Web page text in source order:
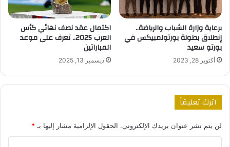
برعاية وزارة الشباب والرياضة..
إنطلاق بطولة بورتولمبيكس في
بورتو سعيد
أكتوبر 28, 2023
اكتمال عقد نصف نهائي كأس
العرب 2025.. تعرف على موعد
المباراتين
ديسمبر 13, 2025
اترك تعليقاً
لن يتم نشر عنوان بريدك الإلكتروني. الحقول الإلزامية مشار إليها بـ *